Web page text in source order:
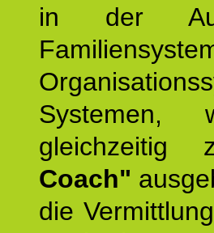
in der
Systemen,
gleichzeitig
Coach"
die